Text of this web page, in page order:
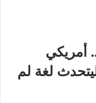
أمريكي
لغة لم